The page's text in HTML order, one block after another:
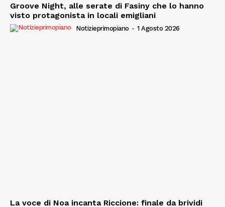
Groove Night, alle serate di Fasiny che lo hanno
visto protagonista in locali emigliani
Notizieprimopiano - 1 Agosto 2026
La voce di Noa incanta Riccione: finale da brividi